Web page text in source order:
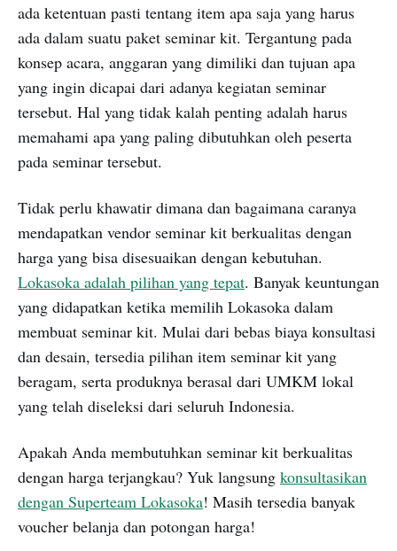
ada ketentuan pasti tentang item apa saja yang harus
ada dalam suatu paket seminar kit. Tergantung pada
konsep acara, anggaran yang dimiliki dan tujuan apa
yang ingin dicapai dari adanya kegiatan seminar
tersebut. Hal yang tidak kalah penting adalah harus
memahami apa yang paling dibutuhkan oleh peserta
pada seminar tersebut.
Tidak perlu khawatir dimana dan bagaimana caranya
mendapatkan vendor seminar kit berkualitas dengan
harga yang bisa disesuaikan dengan kebutuhan.
Lokasoka adalah pilihan yang tepat. Banyak keuntungan
yang didapatkan ketika memilih Lokasoka dalam
membuat seminar kit. Mulai dari bebas biaya konsultasi
dan desain, tersedia pilihan item seminar kit yang
beragam, serta produknya berasal dari UMKM lokal
yang telah diseleksi dari seluruh Indonesia.
Apakah Anda membutuhkan seminar kit berkualitas
dengan harga terjangkau? Yuk langsung konsultasikan
dengan Superteam Lokasoka! Masih tersedia banyak
voucher belanja dan potongan harga!